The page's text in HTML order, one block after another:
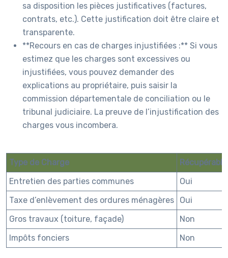
sa disposition les pièces justificatives (factures,
contrats, etc.). Cette justification doit être claire et
transparente.
**Recours en cas de charges injustifiées :** Si vous
estimez que les charges sont excessives ou
injustifiées, vous pouvez demander des
explications au propriétaire, puis saisir la
commission départementale de conciliation ou le
tribunal judiciaire. La preuve de l’injustification des
charges vous incombera.
Type de Charge
Entretien des parties communes
Oui
Taxe d’enlèvement des ordures ménagères
Oui
Gros travaux (toiture, façade)
Non
Impôts fonciers
Non